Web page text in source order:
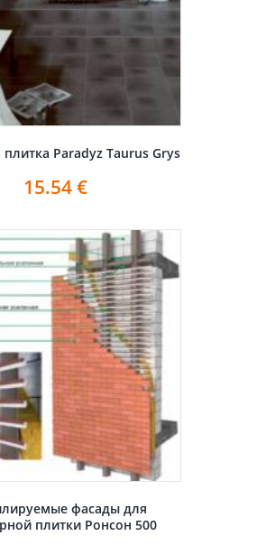
Paradyz Taurus Grys
15.54€
фасады для
плитки Ронсон 500